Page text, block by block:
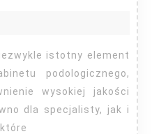
–
podstawowy
sprzęt
w
podologicznego,
wysokiej jakości
dla specjalisty, jak i